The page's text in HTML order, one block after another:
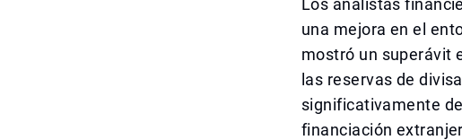
Los analistas
una mejora en el
mostró un superávit
las reservas de
significativamente
financiación